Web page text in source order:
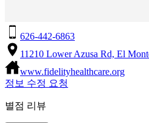
626-442-6863
11210 Lower Azusa Rd, El
www.fidelityhealthcare.org
정보 수정 요청
별점 리뷰